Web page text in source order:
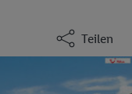
Teilen